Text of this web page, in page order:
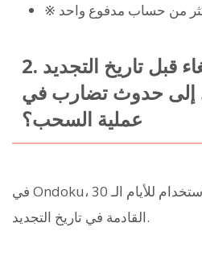
2. هل قمت بالإلغاء قبل تاريخ التجديد
إلى حدوث تضارب في
عملية السحب؟
في Ondoku، يتم سحب رسوم الاستخدام للأيام الـ 30
القادمة في تاريخ التجديد.